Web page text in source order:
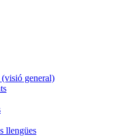
general)
llengües